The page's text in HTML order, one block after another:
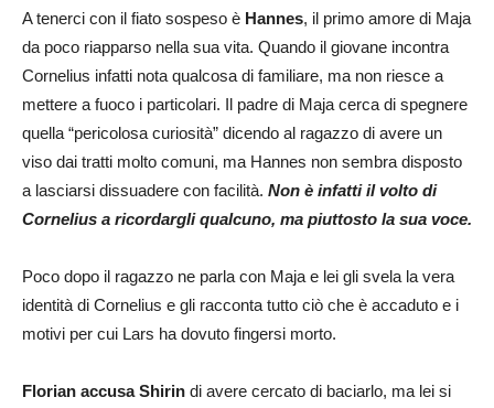
A tenerci con il fiato sospeso è Hannes, il primo amore di Maja
da poco riapparso nella sua vita. Quando il giovane incontra
Cornelius infatti nota qualcosa di familiare, ma non riesce a
mettere a fuoco i particolari. Il padre di Maja cerca di spegnere
quella “pericolosa curiosità” dicendo al ragazzo di avere un
viso dai tratti molto comuni, ma Hannes non sembra disposto
a lasciarsi dissuadere con facilità. Non è infatti il volto di
Cornelius a ricordargli qualcuno, ma piuttosto la sua voce.
Poco dopo il ragazzo ne parla con Maja e lei gli svela la vera
identità di Cornelius e gli racconta tutto ciò che è accaduto e i
motivi per cui Lars ha dovuto fingersi morto.
Florian accusa Shirin di avere cercato di baciarlo, ma lei si